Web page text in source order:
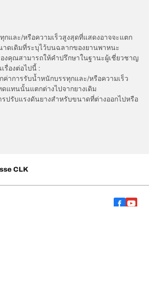
กและ/หรือความเร็วสูงสุดที่แสดงอาจจะแตก
าดเดิมที่ระบุไว้บนฉลากของยานพาหนะ
งคุณสามารถให้คำปรึกษาในฐานะผู้เชี่ยวชาญ
รื่องต่อไปนี้ :
ค่าการรับน้ำหนักบรรทุกและ/หรือความเร็ว
ดแทนนั้นแตกต่างไปจากยางเดิม
รปรับแรงดันยางสำหรับขนาดที่ต่างออกไปหรือ
CLK